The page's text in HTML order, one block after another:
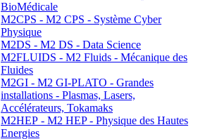
BioMédicale
M2CPS - M2 CPS - Système Cyber
Physique
M2DS - M2 DS - Data Science
M2FLUIDS - M2 Fluids - Mécanique des
Fluides
M2GI - M2 GI-PLATO - Grandes
installations - Plasmas, Lasers,
Accélérateurs, Tokamaks
M2HEP - M2 HEP - Physique des Hautes
Energies